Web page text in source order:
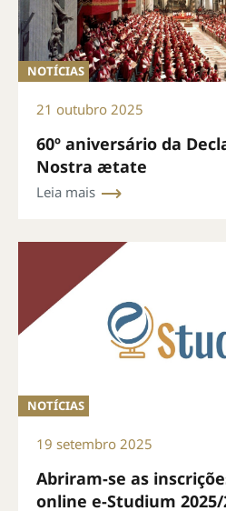
NOTÍCIAS
21 outubro 2025
60º aniversário da
Nostra ætate
Leia mais
NOTÍCIAS
19 setembro 2025
Abriram-se as
online e-Studium 2025/